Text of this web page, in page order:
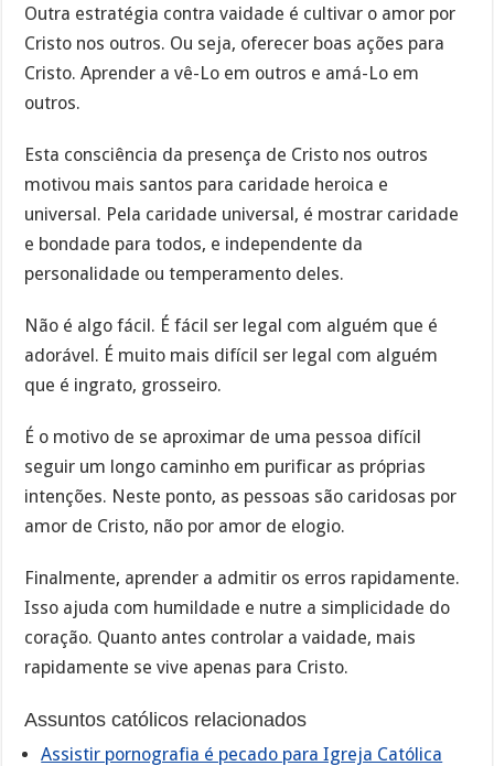
Outra estratégia contra vaidade é cultivar o amor por
Cristo nos outros. Ou seja, oferecer boas ações para
Cristo. Aprender a vê-Lo em outros e amá-Lo em
outros.
Esta consciência da presença de Cristo nos outros
motivou mais santos para caridade heroica e
universal. Pela caridade universal, é mostrar caridade
e bondade para todos, e independente da
personalidade ou temperamento deles.
Não é algo fácil. É fácil ser legal com alguém que é
adorável. É muito mais difícil ser legal com alguém
que é ingrato, grosseiro.
É o motivo de se aproximar de uma pessoa difícil
seguir um longo caminho em purificar as próprias
intenções. Neste ponto, as pessoas são caridosas por
amor de Cristo, não por amor de elogio.
Finalmente, aprender a admitir os erros rapidamente.
Isso ajuda com humildade e nutre a simplicidade do
coração. Quanto antes controlar a vaidade, mais
rapidamente se vive apenas para Cristo.
Assuntos católicos relacionados
Assistir pornografia é pecado para Igreja Católica